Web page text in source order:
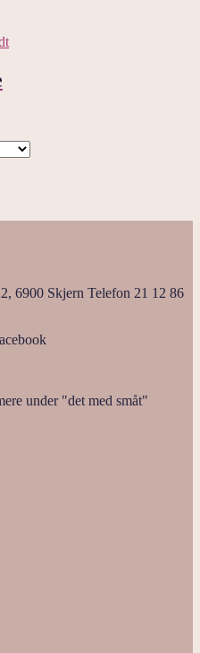
6900 Skjern Telefon 21 12 86
under "det med småt"